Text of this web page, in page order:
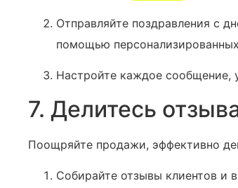
Отправляйте поздравления с
помощью
Настройте каждое сообщение,
7. Делитесь
Поощряйте продажи, эффективно
Собирайте отзывы клиентов и